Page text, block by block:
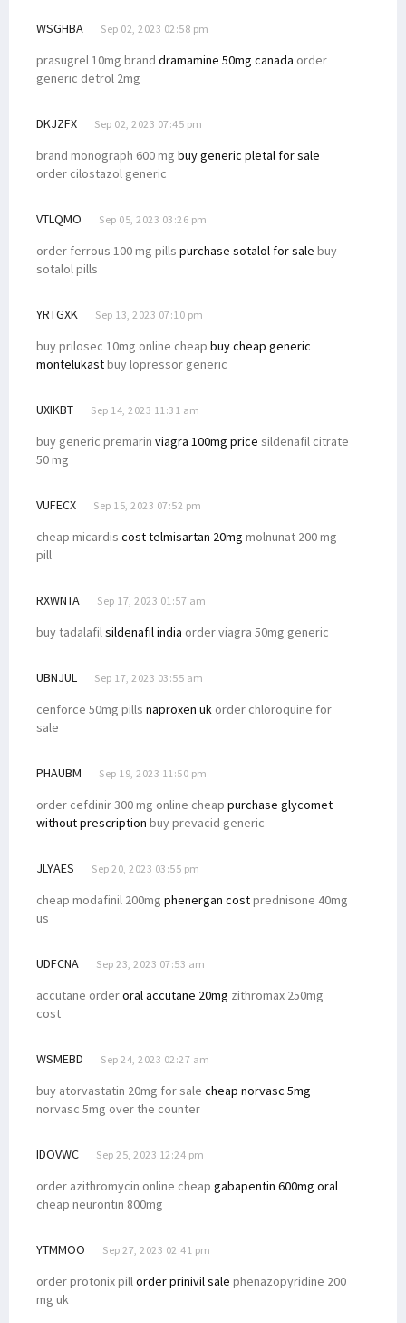
WSGHBA Sep 02, 2023 02:58 pm
prasugrel 10mg brand dramamine 50mg canada order
generic detrol 2mg
DKJZFX Sep 02, 2023 07:45 pm
brand monograph 600 mg buy generic pletal for sale
order cilostazol generic
VTLQMO Sep 05, 2023 03:26 pm
order ferrous 100 mg pills purchase sotalol for sale buy
sotalol pills
YRTGXK Sep 13, 2023 07:10 pm
buy prilosec 10mg online cheap buy cheap generic
montelukastbuy lopressor generic
UXIKBT Sep 14, 2023 11:31 am
buy generic premarin viagra 100mg price sildenafil citrate
50 mg
VUFECX Sep 15, 2023 07:52 pm
cheap micardis cost telmisartan 20mg molnunat 200 mg
pill
RXWNTA Sep 17, 2023 01:57 am
buy tadalafilsildenafil india order viagra 50mg generic
UBNJUL Sep 17, 2023 03:55 am
cenforce 50mg pills naproxen uk order chloroquine for
sale
PHAUBM Sep 19, 2023 11:50 pm
order cefdinir 300 mg online cheap purchase glycomet
without prescription buy prevacid generic
JLYAES Sep 20, 2023 03:55 pm
cheap modafinil 200mg phenergan costprednisone 40mg
us
UDFCNA Sep 23, 2023 07:53 am
accutane orderoral accutane 20mg zithromax 250mg
cost
WSMEBD Sep 24, 2023 02:27 am
buy atorvastatin 20mg for sale cheap norvasc 5mg
norvasc 5mg over the counter
IDOVWC Sep 25, 2023 12:24 pm
order azithromycin online cheap gabapentin 600mg oral
cheap neurontin 800mg
YTMMOO Sep 27, 2023 02:41 pm
order protonix pillorder prinivil sale phenazopyridine 200
mg uk